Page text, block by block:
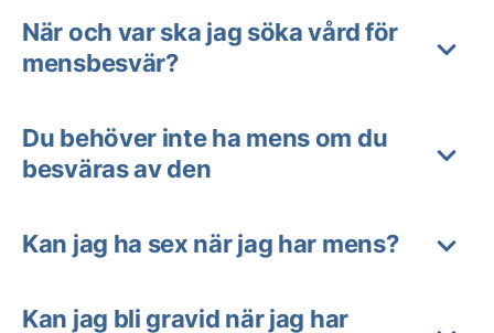
När och var ska jag söka vård för
mensbesvär?
Du behöver inte ha mens om du
besväras av den
Kan jag ha sex när jag har mens?
Kan jag bli gravid när jag har